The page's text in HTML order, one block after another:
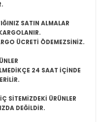
SATIN ALMALAR
ÜCRETİ ÖDEMEZSİNİZ.
24 SAAT İÇİNDE
SİTEMİZDEKİ ÜRÜNLER
DEĞİLDİR.